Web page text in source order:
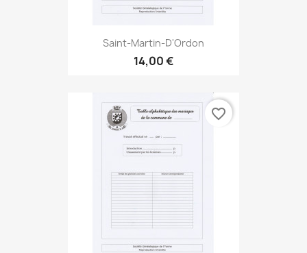
Saint-Martin-D'Ordon
14,00 €
favorite_border